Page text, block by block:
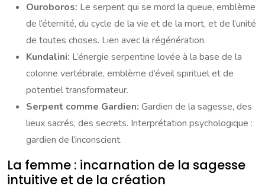
Ouroboros: Le serpent qui se mord la queue, emblème
de l’éternité, du cycle de la vie et de la mort, et de l’unité
de toutes choses. Lien avec la régénération.
Kundalini: L’énergie serpentine lovée à la base de la
colonne vertébrale, emblème d’éveil spirituel et de
potentiel transformateur.
Serpent comme Gardien: Gardien de la sagesse, des
lieux sacrés, des secrets. Interprétation psychologique :
gardien de l’inconscient.
La femme : incarnation de la sagesse
intuitive et de la création